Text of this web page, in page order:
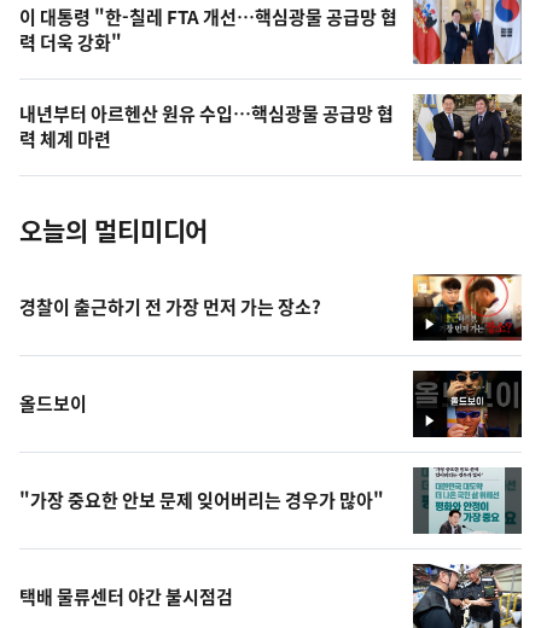
오
늘
의
사
진
이 대통령 "한-칠레 FTA 개선…핵심광물 공급망 협
력 더욱 강화"
내년부터 아르헨산 원유 수입…핵심광물 공급망 협
력 체계 마련
오늘의 멀티미디어
영
상
경찰이 출근하기 전 가장 먼저 가는 장소?
영
상
올드보이
"가장 중요한 안보 문제 잊어버리는 경우가 많아"
택배 물류센터 야간 불시점검